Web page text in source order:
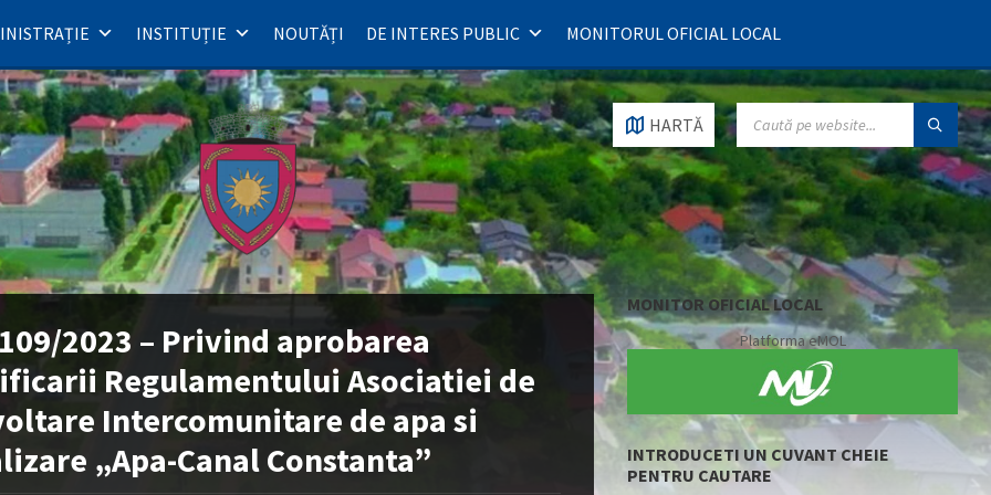
INSTITUȚIE NOUTĂȚI DE INTERES PUBLIC MONITORUL OFICIAL LOCAL
HARTĂ
SEARCH:
2023 – Privind aprobarea
Regulamentului Asociatiei de
Intercomunitare de apa si
„Apa-Canal Constanta”
MONITOR OFICIAL LOCAL
Platforma eMOL
INTRODUCETI UN CUVANT CHEIE
PENTRU CAUTARE